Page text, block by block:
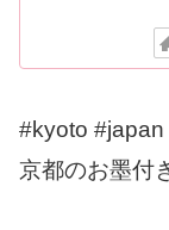
#kyoto #japan
京都のお墨付